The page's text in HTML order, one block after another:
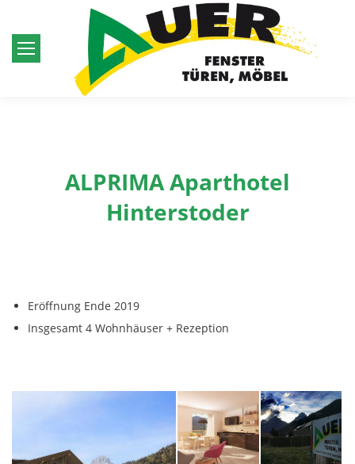
ALPRIMA Aparthotel
Hinterstoder
Eröffnung Ende 2019
Insgesamt 4 Wohnhäuser + Rezeption